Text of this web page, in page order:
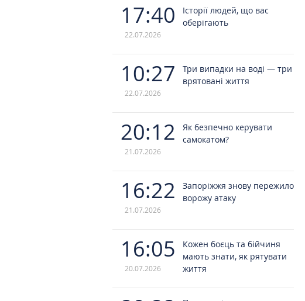
17:40
22.07.2026
Історії людей, що вас
оберігають
10:27
22.07.2026
Три випадки на воді — три
врятовані життя
20:12
21.07.2026
Як безпечно керувати
самокатом?
16:22
21.07.2026
Запоріжжя знову пережило
ворожу атаку
16:05
20.07.2026
Кожен боєць та бійчиня
мають знати, як рятувати
життя